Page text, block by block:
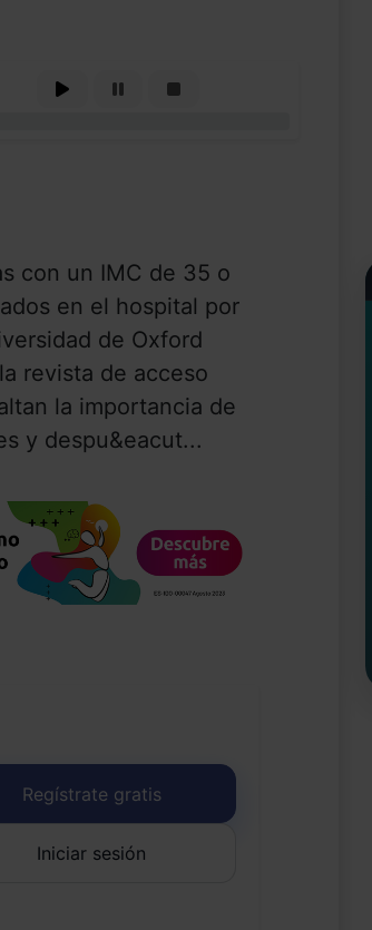
con un IMC de 35 o
en el hospital por
de Oxford
revista de acceso
la importancia de
y despu&eacut...
Regístrate gratis
Iniciar sesión